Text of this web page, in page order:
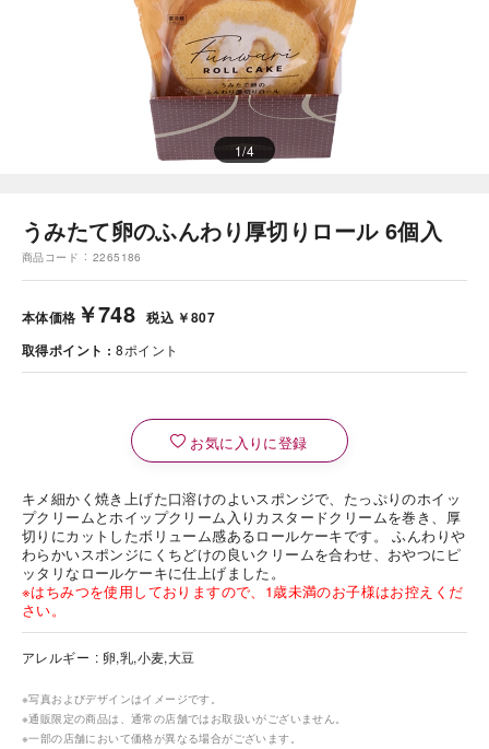
1/4
うみたて卵のふんわり厚切りロール 6個入
商品コード 2265186
本体価格 ￥748 税込 ￥807
取得ポイント
8ポイント
お気に入りに登録
キメ細かく焼き上げた口溶けのよいスポンジで、たっぷりのホイッ
プクリームとホイップクリーム入りカスタードクリームを巻き、厚
切りにカットしたボリューム感あるロールケーキです。 ふんわりや
わらかいスポンジにくちどけの良いクリームを合わせ、おやつにピ
ッタリなロールケーキに仕上げました。
※はちみつを使用しておりますので、1歳未満のお子様はお控えくだ
さい。
アレルギー 卵,乳,小麦,大豆
※写真およびデザインはイメージです。
※通販限定の商品は、通常の店舗ではお取扱いがございません。
※一部の店舗において価格が異なる場合がございます。